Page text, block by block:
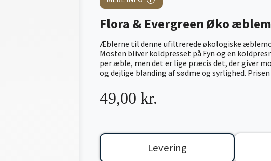
Flora & Evergreen Øko
Æblerne til denne ufiltrerede økologiske
Mosten bliver koldpresset på Fyn og en
per æble, men det er lige præcis det, der giver
og dejlige blanding af sødme og syrlighed.
49,00 kr.
Levering